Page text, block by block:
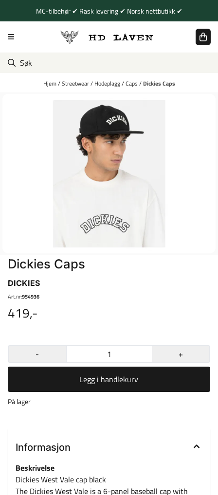
Hopp til innholdMC-tilbehør ✔ Rask levering ✔ Norsk nettbutikk ✔
Hjem/Streetwear/ Hodeplagg/Caps / Dickies Caps
Dickies Caps
DICKIES
Art.nr:954936
419,-
- +
Legg i handlekurv
På lager
Informasjon
Beskrivelse
Dickies West Vale cap black
The Dickies West Vale is a 6-panel baseball cap with